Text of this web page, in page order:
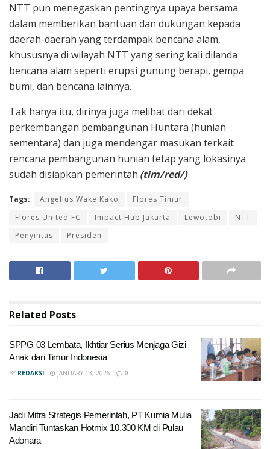
NTT pun menegaskan pentingnya upaya bersama
dalam memberikan bantuan dan dukungan kepada
daerah-daerah yang terdampak bencana alam,
khususnya di wilayah NTT yang sering kali dilanda
bencana alam seperti erupsi gunung berapi, gempa
bumi, dan bencana lainnya.
Tak hanya itu, dirinya juga melihat dari dekat
perkembangan pembangunan Huntara (hunian
sementara) dan juga mendengar masukan terkait
rencana pembangunan hunian tetap yang lokasinya
sudah disiapkan pemerintah.(tim/red/)
Tags: Angelius Wake Kako
Flores Timur
Flores United FC
Impact Hub Jakarta Lewotobi
NTT
Penyintas
Presiden
Related Posts
SPPG 03 Lembata, Ikhtiar Serius Menjaga Gizi
Anak dari Timur Indonesia
BY REDAKSI JANUARY 13, 2026 0
Jadi Mitra Strategis Pemerintah, PT Kurnia Mulia
Mandiri Tuntaskan Hotmix 10,300 KM di Pulau
Adonara